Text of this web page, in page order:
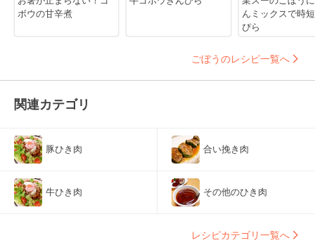
ボウの甘辛煮
んミックスで時
ぴら
ごぼうのレシピ一覧へ
関連カテゴリ
豚ひき肉 合い挽き肉
牛ひき肉 その他のひき肉
レシピカテゴリ一覧へ